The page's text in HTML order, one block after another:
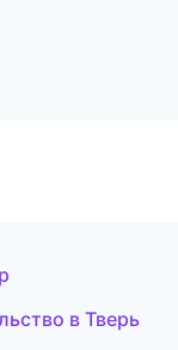
в Тверь